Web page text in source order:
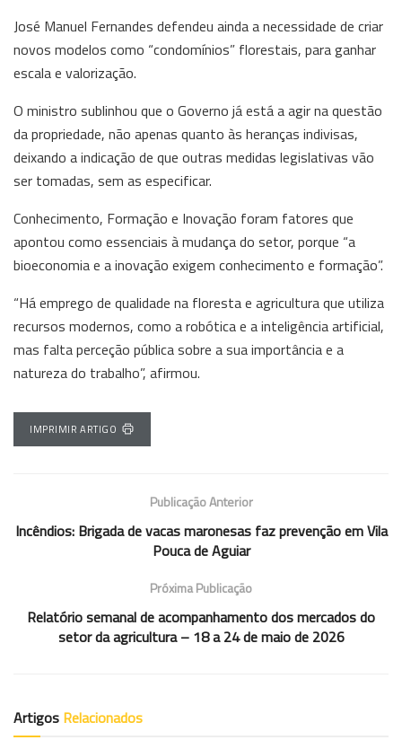
José Manuel Fernandes defendeu ainda a necessidade de criar
novos modelos como “condomínios” florestais, para ganhar
escala e valorização.
O ministro sublinhou que o Governo já está a agir na questão
da propriedade, não apenas quanto às heranças indivisas,
deixando a indicação de que outras medidas legislativas vão
ser tomadas, sem as especificar.
Conhecimento, Formação e Inovação foram fatores que
apontou como essenciais à mudança do setor, porque “a
bioeconomia e a inovação exigem conhecimento e formação”.
“Há emprego de qualidade na floresta e agricultura que utiliza
recursos modernos, como a robótica e a inteligência artificial,
mas falta perceção pública sobre a sua importância e a
natureza do trabalho”, afirmou.
IMPRIMIR ARTIGO
Publicação Anterior
Incêndios: Brigada de vacas maronesas faz prevenção em Vila
Pouca de Aguiar
Próxima Publicação
Relatório semanal de acompanhamento dos mercados do
setor da agricultura – 18 a 24 de maio de 2026
Artigos Relacionados